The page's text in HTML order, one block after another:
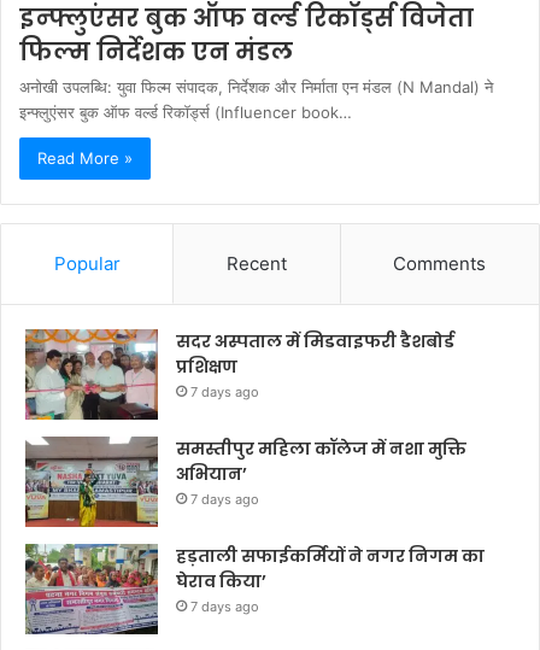
इन्फ्लुएंसर बुक ऑफ वर्ल्ड रिकॉर्ड्स विजेता
फिल्म निर्देशक एन मंडल
अनोखी उपलब्धि: युवा फिल्म संपादक, निर्देशक और निर्माता एन मंडल (N Mandal) ने
इन्फ्लुएंसर बुक ऑफ वर्ल्ड रिकॉर्ड्स (Influencer book…
Read More »
Popular Recent Comments
सदर अस्पताल में मिडवाइफरी डैशबोर्ड
प्रशिक्षण
7 days ago
समस्तीपुर महिला कॉलेज में नशा मुक्ति
अभियान’
7 days ago
हड़ताली सफाईकर्मियों ने नगर निगम का
घेराव किया’
7 days ago